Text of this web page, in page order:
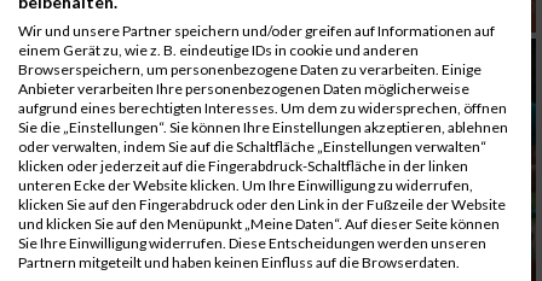
Wir und unsere Partner speichern und/oder greifen auf Informationen auf
einem Gerät zu, wie z. B. eindeutige IDs in cookie und anderen
Browserspeichern, um personenbezogene Daten zu verarbeiten. Einige
Anbieter verarbeiten Ihre personenbezogenen Daten möglicherweise
aufgrund eines berechtigten Interesses. Um dem zu widersprechen, öffnen
Sie die „Einstellungen“. Sie können Ihre Einstellungen akzeptieren, ablehnen
oder verwalten, indem Sie auf die Schaltfläche „Einstellungen verwalten“
klicken oder jederzeit auf die Fingerabdruck-Schaltfläche in der linken
unteren Ecke der Website klicken. Um Ihre Einwilligung zu widerrufen,
klicken Sie auf den Fingerabdruck oder den Link in der Fußzeile der Website
und klicken Sie auf den Menüpunkt „Meine Daten“. Auf dieser Seite können
Sie Ihre Einwilligung widerrufen. Diese Entscheidungen werden unseren
Partnern mitgeteilt und haben keinen Einfluss auf die Browserdaten.